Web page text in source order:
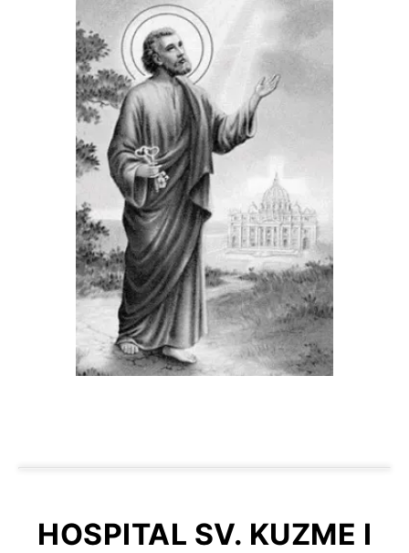
HOSPITAL SV. KUZME I